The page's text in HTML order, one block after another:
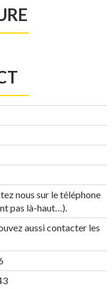
nous sur le téléphone
pas là-haut…).
aussi contacter les